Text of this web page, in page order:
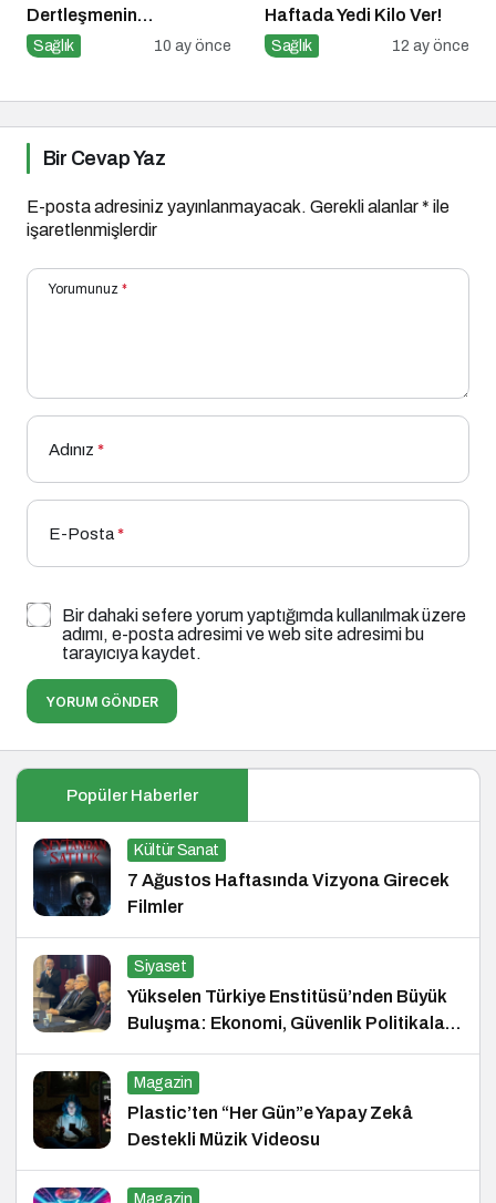
Dertleşmenin
Görünmeyen Tehlikeleri!
Sağlık 10 ay önce
Haftada Yedi Kilo Ver!
Sağlık 12 ay önce
Bir Cevap Yaz
E-posta adresiniz yayınlanmayacak. Gerekli alanlar* ile
işaretlenmişlerdir
Yorumunuz *
Adınız *
E-Posta*
Bir dahaki sefere yorum yaptığımda kullanılmak üzere
adımı, e-posta adresimi ve web site adresimi bu
tarayıcıya kaydet.
YORUM GÖNDER
Popüler Haberler
Kültür Sanat
7 Ağustos Haftasında Vizyona Girecek
Filmler
Siyaset
Yükselen Türkiye Enstitüsü’nden Büyük
Buluşma: Ekonomi, Güvenlik Politikaları
ve Hukuk Konferansı
Magazin
Plastic’ten “Her Gün”e Yapay Zekâ
Destekli Müzik Videosu
Magazin